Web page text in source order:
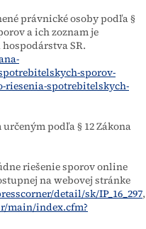
právnické osoby podľa §
a ich zoznam je
SR.
sporov-
riesenia-spotrebitelskych-
podľa § 12 Zákona
riešenie sporov online
na webovej stránke
detail/sk/IP_16_297,
main/index.cfm?